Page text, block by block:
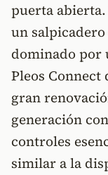
puerta
un
dominado por
Pleos Connect
gran
generación
controles
similar a la